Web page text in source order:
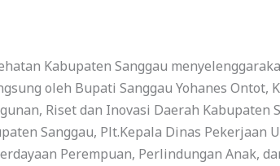
Kabupaten Sanggau
oleh Bupati Sanggau Yohanes Ontot,
Riset dan Inovasi Daerah Kabupaten
Sanggau, Plt.Kepala Dinas Pekerjaan
Perempuan, Perlindungan Anak,